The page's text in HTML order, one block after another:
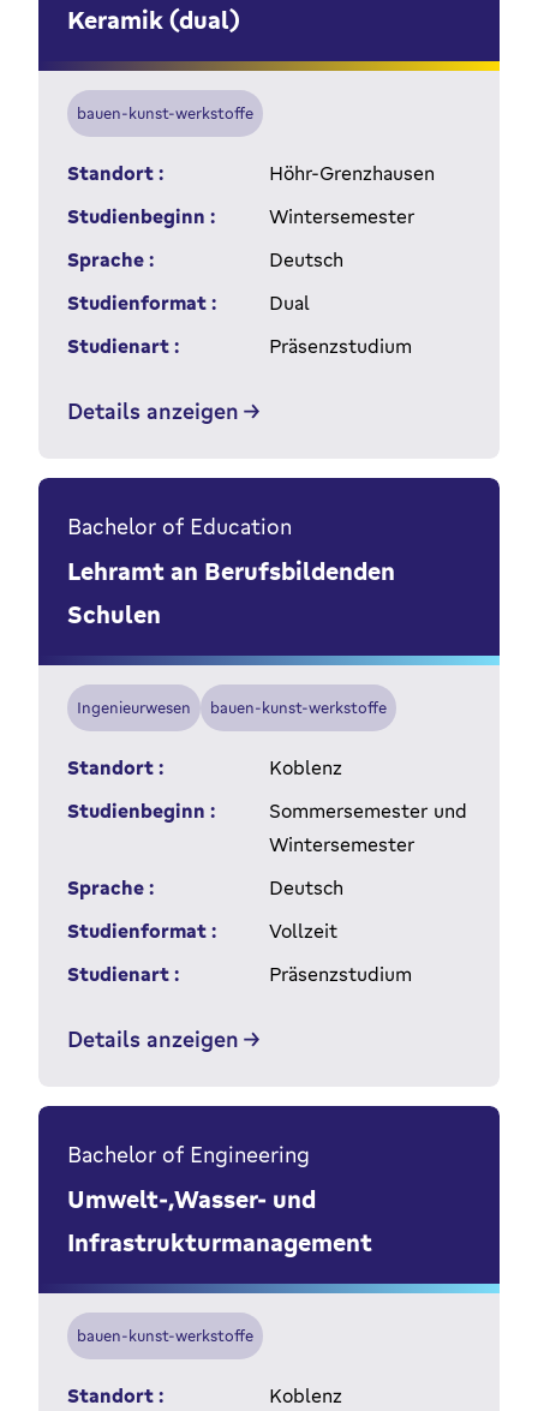
Keramik (dual)
bauen-kunst-werkstoffe
Standort :
Höhr-Grenzhausen
Studienbeginn :
Wintersemester
Sprache :
Deutsch
Studienformat :
Dual
Studienart :
Präsenzstudium
Details anzeigen
Bachelor of Education
Lehramt an Berufsbildenden
Schulen
Ingenieurwesen bauen-kunst-werkstoffe
Standort :
Koblenz
Studienbeginn :
Sommersemester und
Wintersemester
Sprache :
Deutsch
Studienformat :
Vollzeit
Studienart :
Präsenzstudium
Details anzeigen
Bachelor of Engineering
Umwelt-,Wasser- und
Infrastrukturmanagement
bauen-kunst-werkstoffe
Standort :
Koblenz